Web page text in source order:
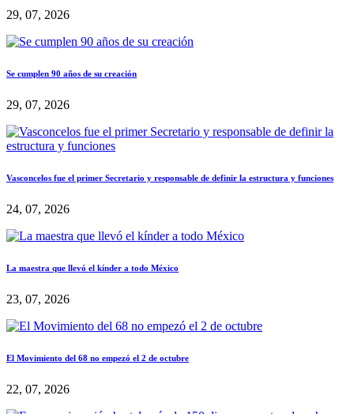
29, 07, 2026
Se cumplen 90 años de su creación
29, 07, 2026
Vasconcelos fue el primer Secretario y responsable de definir la estructura y funciones
24, 07, 2026
La maestra que llevó el kínder a todo México
23, 07, 2026
El Movimiento del 68 no empezó el 2 de octubre
22, 07, 2026